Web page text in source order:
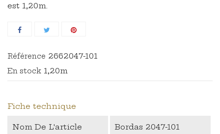
est 1,20m.
Référence 2662047-101
En stock 1,20m
Fiche technique
Nom De L'article Bordas 2047-101